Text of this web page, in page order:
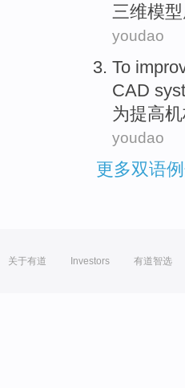
三维模型
youdao
To
CAD
为提高
youdao
更多双语
关于有道 Investors 有道智选